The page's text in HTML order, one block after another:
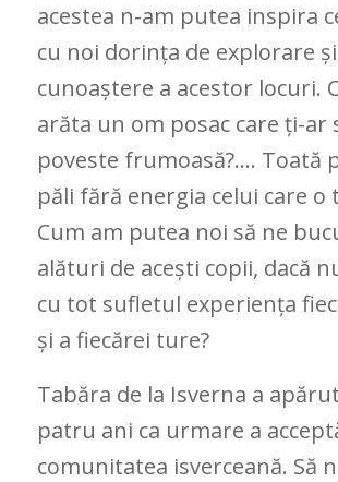
acestea n-am putea inspira
cu noi dorința de explorare
cunoaștere a acestor locuri.
arăta un om posac care ți-ar
poveste frumoasă?…. Toată
păli fără energia celui care o
Cum am putea noi să ne
alături de acești copii, dacă
cu tot sufletul experiența
și a fiecărei ture?
Tabăra de la Isverna a
patru ani ca urmare a
comunitatea isverceană. Să